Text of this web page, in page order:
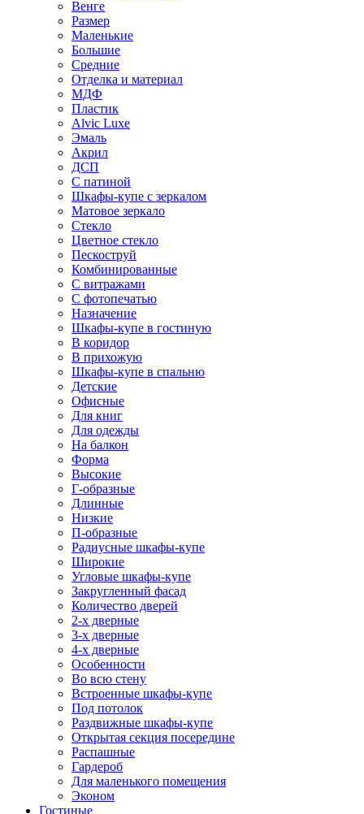
Венге
Размер
Маленькие
Большие
Средние
Отделка и материал
МДФ
Пластик
Alvic Luxe
Эмаль
Акрил
ДСП
С патиной
Шкафы-купе с зеркалом
Матовое зеркало
Стекло
Цветное стекло
Пескоструй
Комбинированные
С витражами
С фотопечатью
Назначение
Шкафы-купе в гостиную
В коридор
В прихожую
Шкафы-купе в спальню
Детские
Офисные
Для книг
Для одежды
На балкон
Форма
Высокие
Г-образные
Длинные
Низкие
П-образные
Радиусные шкафы-купе
Широкие
Угловые шкафы-купе
Закругленный фасад
Количество дверей
2-х дверные
3-х дверные
4-х дверные
Особенности
Во всю стену
Встроенные шкафы-купе
Под потолок
Раздвижные шкафы-купе
Открытая секция посередине
Распашные
Гардероб
Для маленького помещения
Эконом
Гостиные